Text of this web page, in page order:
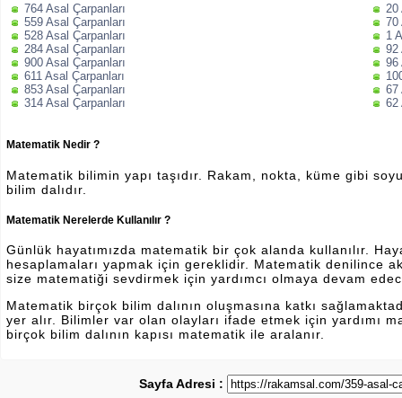
764 Asal Çarpanları
559 Asal Çarpanları
528 Asal Çarpanları
284 Asal Çarpanları
900 Asal Çarpanları
611 Asal Çarpanları
853 Asal Çarpanları
314 Asal Çarpanları
20
70
1
92
96
67
62
Matematik Nedir ?
Matematik bilimin yapı taşıdır. Rakam, nokta, küme gibi
bilim dalıdır.
Matematik Nerelerde Kullanılır ?
Günlük hayatımızda matematik bir çok alanda kullanılır.
hesaplamaları yapmak için gereklidir. Matematik denilince
size matematiği sevdirmek için yardımcı olmaya devam
Matematik birçok bilim dalının oluşmasına katkı
yer alır. Bilimler var olan olayları ifade etmek için yardımı
birçok bilim dalının kapısı matematik ile aralanır.
Sayfa Adresi :